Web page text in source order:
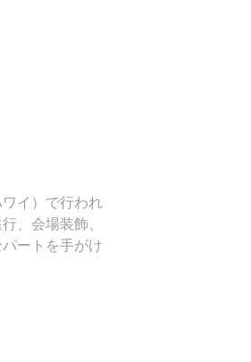
イ）で行われ
、会場装飾、
ートを手がけ